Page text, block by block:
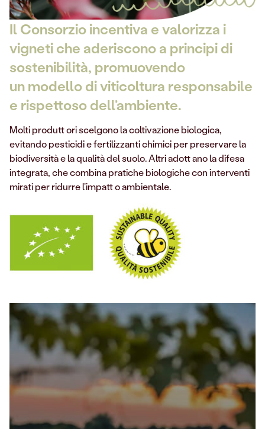
Il Consorzio incentiva e valorizza i
vigneti che aderiscono a principi di
sostenibilità, promuovendo
un modello di viticoltura responsabile
e rispettoso dell’ambiente.
Molti produtt ori scelgono la coltivazione biologica,
evitando pesticidi e fertilizzanti chimici per preservare la
biodiversità e la qualità del suolo. Altri adott ano la difesa
integrata, che combina pratiche biologiche con interventi
mirati per ridurre l’impatt o ambientale.